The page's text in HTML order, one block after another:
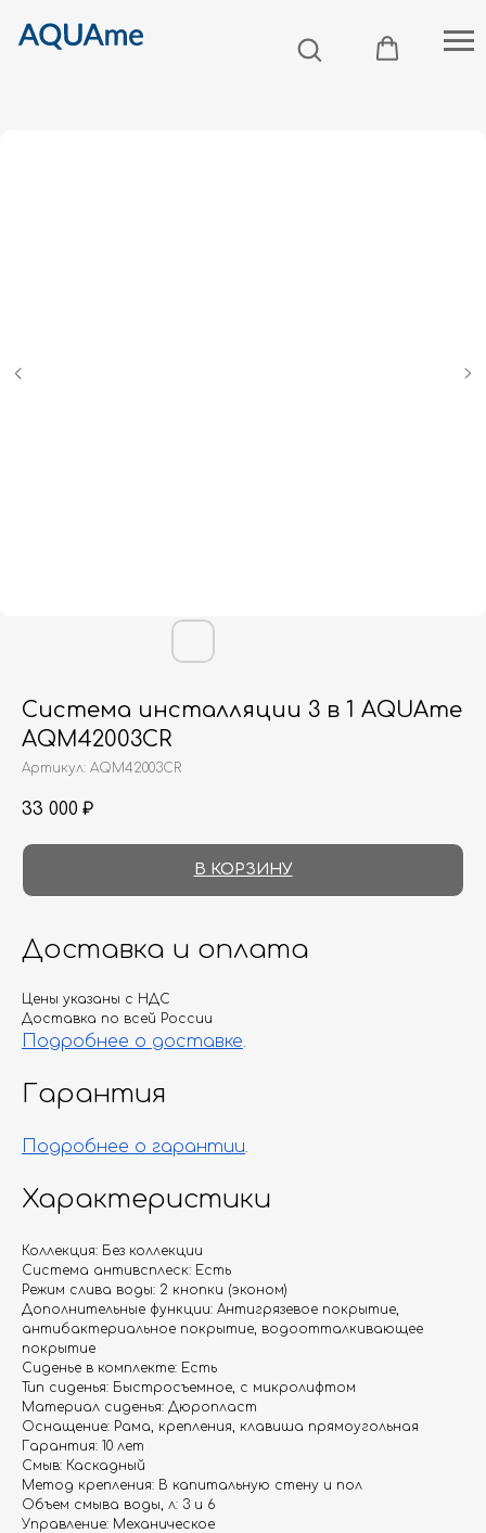
Система инсталляции 3 в 1 AQUAme
AQM42003CR
Артикул: AQM42003CR
33 000 ₽
В КОРЗИНУ
Доставка и оплата
Цены указаны с НДС
Доставка по всей России
Подробнее о доставке.
Гарантия
Подробнее о гарантии.
Характеристики
Коллекция: Без коллекции
Система антивсплеск: Есть
Режим слива воды: 2 кнопки (эконом)
Дополнительные функции: Антигрязевое покрытие,
антибактериальное покрытие, водоотталкивающее
покрытие
Сиденье в комплекте: Есть
Тип сиденья: Быстросъемное, с микролифтом
Материал сиденья: Дюропласт
Оснащение: Рама, крепления, клавиша прямоугольная
Гарантия: 10 лет
Смыв: Каскадный
Метод крепления: В капитальную стену и пол
Объем смыва воды, л: 3 и 6
Управление: Механическое